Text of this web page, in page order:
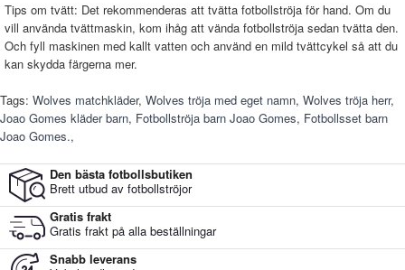
Tips om tvätt: Det rekommenderas att tvätta fotbollströja för hand. Om du
vill använda tvättmaskin, kom ihåg att vända fotbollströja sedan tvätta den.
Och fyll maskinen med kallt vatten och använd en mild tvättcykel så att du
kan skydda färgerna mer.
Tags: Wolves matchkläder, Wolves tröja med eget namn, Wolves tröja herr,
Joao Gomes kläder barn, Fotbollströja barn Joao Gomes, Fotbollsset barn
Joao Gomes.,
Den bästa fotbollsbutiken
Brett utbud av fotbollströjor
Gratis frakt
Gratis frakt på alla beställningar
Snabb leverans